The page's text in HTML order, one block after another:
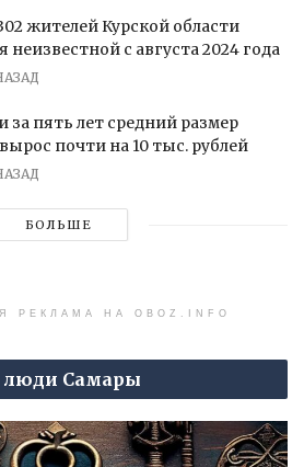
жителей Курской области
неизвестной с августа 2024 года
за пять лет средний размер
почти на 10 тыс. рублей
БОЛЬШЕ
РЕКЛАМА НА OBOZ.INFO
люди Самары